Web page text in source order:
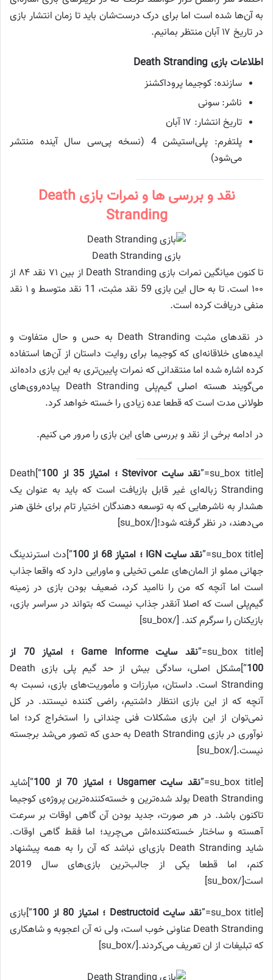
به آن‌ها شده است اما برای درک درست‌شان باید تا زمان انتشار بازی
در تاریخ ۱۷ آبان منتظر بمانیم.
اطلاعات بازی Death Stranding
سازنده: کوجیما پروداکشنز
ناشر: سونی
تاریخ انتشار: ۱۷ آبان
پلتفرم: پلی‌استیشن 4 (نسخه پی‌سی سال آینده منتشر
می‌شود)
نقد و بررسی ها و نمرات بازی Death
Stranding
بازی Death Stranding
تا کنون میانگین نمرات بازی Death Stranding از بین ۷۱ نقد ۸۴ از
۱۰۰ است. تا به حال این بازی 59 نقد مثبت، 11 نقد متوسط و ۱ نقد
منفی دریافت کرده است.
در نقدهای مثبت Death Stranding به حس و حال متفاوت و
ایده‌های خلاقانه‌ای که کوجیما برای روایت داستان از آن‌ها استفاده
کرده اشاره شده اما منتقدانی که نمرات پایین‌تری به این بازی داده‌اند
می‌گویند هسته اصلی گیم‌پلی Death Stranding پیاده‌روی‌های
طولانی مدت است که قطعا عده‌ زیادی را خسته خواهد کرد.
در ادامه برخی از نقد و بررسی های این بازی را مرور می کنیم.
[su_box title=” نقد سایت Stevivor ؛ امتیاز 35 از 100
“]Death
Stranding زباله‌ای غیر قابل بازیافت است که باید به عنوان یک
هشدار به ناشرهایی که به توسعه دهندگان اختیار تام برای خلق هنر
می‌دهند، در نظر گرفته شود![/su_box]
[su_box title=” نقد سایت IGN ؛ امتیاز 68 از 100
“]دث استرندینگ
جهانی مملو از المان‌های علمی تخیلی و ماورایی دارد که واقعا جذاب
است اما آنچه که من را ناامید کرد، ضعیف بودن بازی در زمینه
گیم‌پلی است که اصلا آنقدر جذاب نیست که بتواند در سراسر بازی،
بازیکنان را سرگرم کند. [/su_box]
[su_box title=”
نقد سایت Game Informe ؛ امتیاز 70 از
100
“]مشکل اصلی، سادگی بیش از حد گیم پلی بازی Death
Stranding است. داستان، مبارزات و مأموریت‌های بازی، نسبت به
آنچه که از این بازی انتظار داشتیم، راضی کننده نیستند. در کل
نمی‌توان از این بازی مشکلات فنی چندانی را استخراج کرد؛ اما
نوآوری در بازی Death Stranding به حدی که تصور می‌شد برجسته
نیست.[/su_box]
[su_box title=” نقد سایت Usgamer ؛ امتیاز 70 از 100
“]شاید
Death Stranding بولد شده‌ترین و خسته‌کننده‌ترین پروژه‌ی کوجیما
تاکنون باشد. در هر صورت، جدید بودن آن گاهی اوقات بر سرعت
آهسته و ساختار خسته‌کننده‌اش می‌چرید؛ اما فقط گاهی اوقات.
شاید Death Stranding بازی‌ای نباشد که آن را به همه پیشنهاد
کنم، اما قطعا یکی از جالب‌ترین بازی‌های سال 2019
است[/su_box]
[su_box title=” نقد سایت Destructoid ؛ امتیاز 80 از 100
“]بازی
Death Stranding عناونی خوب است، ولی نه آن اعجوبه و شاهکاری
که تبلیغات از ان تعریف می‌کردند.[/su_box]